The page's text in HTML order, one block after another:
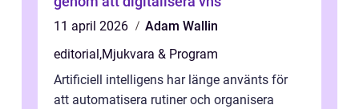
11 april 2026
Adam Wallin
editorial,Mjukvara & Program
Artificiell intelligens har länge använts för
att automatisera rutiner och organisera